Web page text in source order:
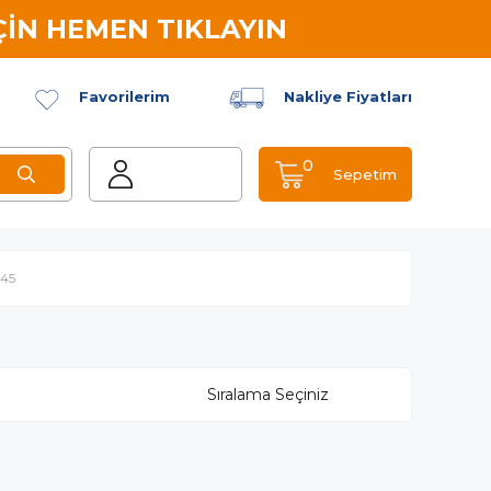
HEMEN TIKLAYIN
Favorilerim Nakliye Fiyatları
Sepetim
0